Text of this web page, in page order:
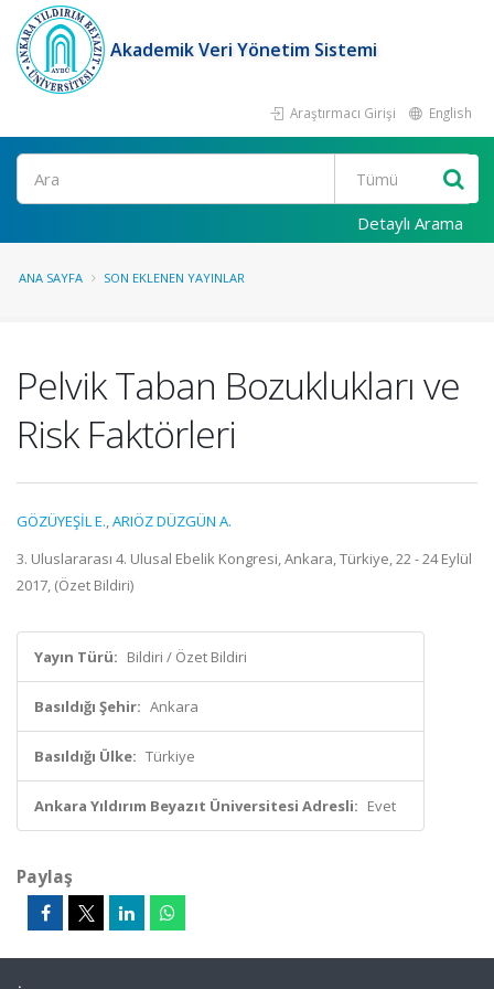
Akademik Veri Yönetim Sistemi
Araştırmacı Girişi English
Ara
Detaylı Arama
ANA SAYFA SON EKLENEN YAYINLAR
Pelvik Taban Bozuklukları ve
Risk Faktörleri
GÖZÜYEŞİL E.,ARIÖZ DÜZGÜN A.
3. Uluslararası 4. Ulusal Ebelik Kongresi, Ankara, Türkiye, 22 - 24 Eylül
2017, (Özet Bildiri)
Yayın Türü: Bildiri / Özet Bildiri
Basıldığı Şehir: Ankara
Basıldığı Ülke: Türkiye
Ankara Yıldırım Beyazıt Üniversitesi Adresli: Evet
Paylaş